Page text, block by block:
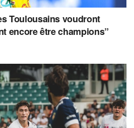
Toulousains voudront
encore être champions”